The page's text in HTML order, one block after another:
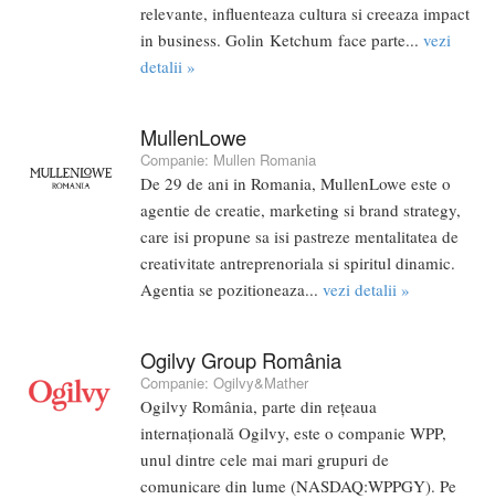
relevante, influenteaza cultura si creeaza impact
in business. Golin Ketchum face parte... vezi
detalii »
MullenLowe
Companie: Mullen Romania
De 29 de ani in Romania, MullenLowe este o
agentie de creatie, marketing si brand strategy,
care isi propune sa isi pastreze mentalitatea de
creativitate antreprenoriala si spiritul dinamic.
Agentia se pozitioneaza... vezi detalii »
Ogilvy Group România
Companie: Ogilvy&Mather
Ogilvy România, parte din rețeaua
internațională Ogilvy, este o companie WPP,
unul dintre cele mai mari grupuri de
comunicare din lume (NASDAQ:WPPGY). Pe